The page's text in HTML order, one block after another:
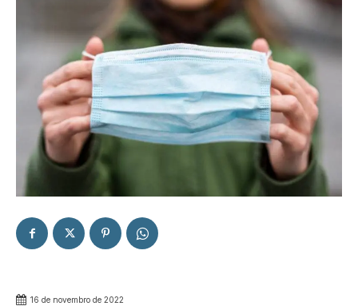
16 de novembro de 2022